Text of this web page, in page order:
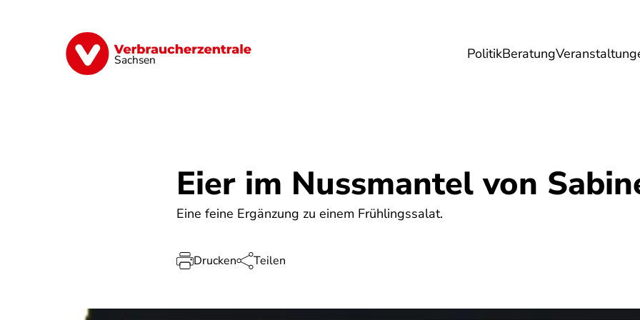
Sachsen PolitikBeratung
Vorsorge Verträge Geld & Versicherungen Digitales Energie &
Eier im Nussmantel von
Eine feine Ergänzung zu einem Frühlingssalat.
Drucken Teilen